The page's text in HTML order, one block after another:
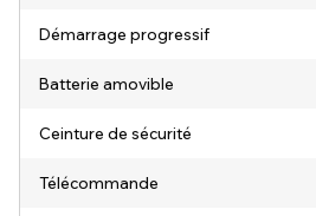
Démarrage progressif
Batterie amovible
Ceinture de sécurité
Télécommande